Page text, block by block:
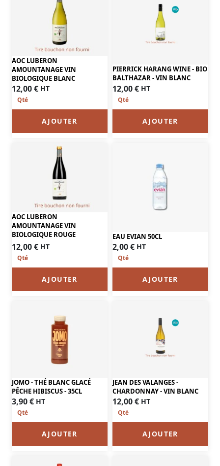
AOC LUBERON
AMOUNTANAGE VIN
BIOLOGIQUE BLANC
12,00€ HT
AJOUTER
PIERRICK HARANG WINE - BIO
BALTHAZAR - VIN BLANC
12,00€ HT
AJOUTER
AOC LUBERON
AMOUNTANAGE VIN
BIOLOGIQUE ROUGE
12,00€ HT
AJOUTER
EAU EVIAN 50CL
2,00€ HT
AJOUTER
JOMO - THÉ BLANC GLACÉ
PÊCHE HIBISCUS - 35CL
3,90€ HT
AJOUTER
JEAN DES VALANGES -
CHARDONNAY - VIN BLANC
12,00€ HT
AJOUTER